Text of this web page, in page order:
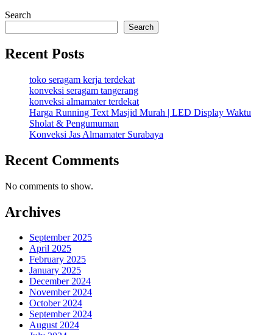
Search
Search
Recent Posts
toko seragam kerja terdekat
konveksi seragam tangerang
konveksi almamater terdekat
Harga Running Text Masjid Murah | LED Display Waktu
Sholat & Pengumuman
Konveksi Jas Almamater Surabaya
Recent Comments
No comments to show.
Archives
September 2025
April 2025
February 2025
January 2025
December 2024
November 2024
October 2024
September 2024
August 2024